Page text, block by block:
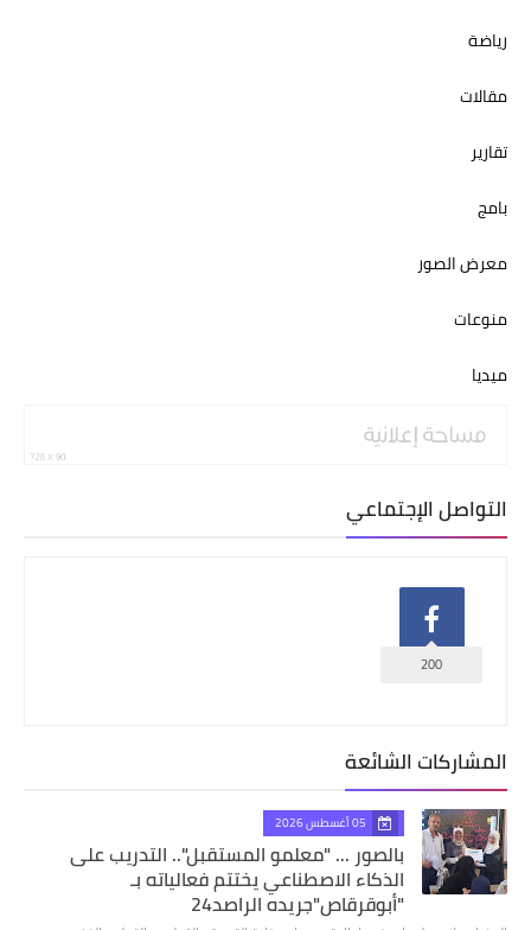
رياضة
مقالات
تقارير
بامج
معرض الصور
منوعات
ميديا
التواصل الإجتماعي
200
المشاركات الشائعة
05 أغسطس 2026
بالصور ... "معلمو المستقبل".. التدريب على
الذكاء الاصطناعي يختتم فعالياته بـ
"أبوقرقاص"جريده الراصد24